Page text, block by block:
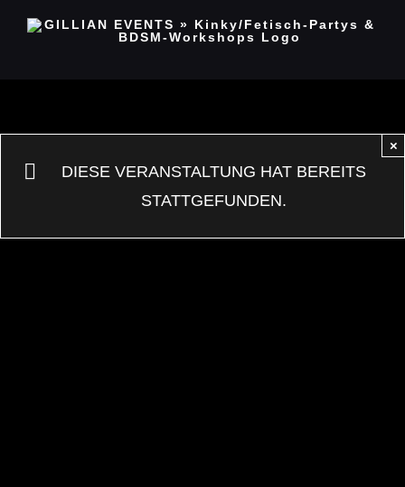
Zum
DIESE VERANSTALTUNG HAT BEREITS
STATTGEFUNDEN.
×